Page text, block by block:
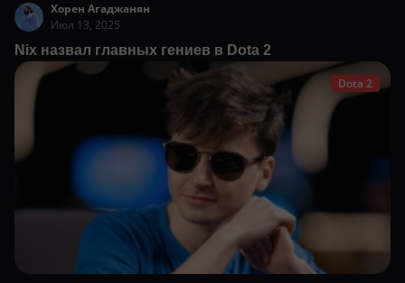
Хорен Агаджанян
Июл 13, 2025
Nix назвал главных гениев в Dota 2
Dota 2